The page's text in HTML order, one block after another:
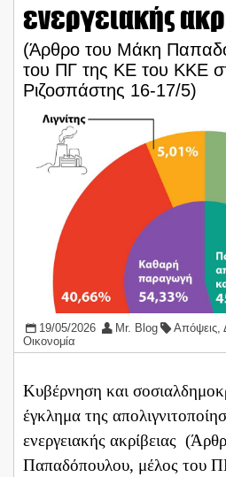
ενεργειακής
(Άρθρο του Μάκη
του ΠΓ της ΚΕ του ΚΚΕ
Ριζοσπάστης 16-17/5)
19/05/2026 Mr. Blog Απόψεις,
Οικονομία
Κυβέρνηση και
έγκλημα της
ενεργειακής ακρίβειας
Παπαδόπουλου, μέλος του